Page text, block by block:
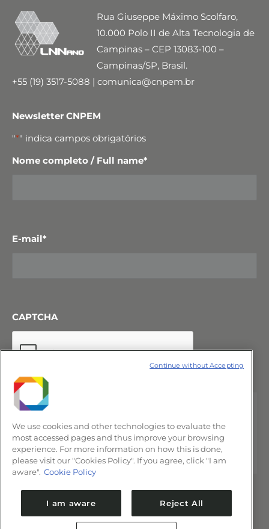
Rua Giuseppe Máximo Scolfaro,
10.000 Polo II de Alta Tecnologia de
Campinas – CEP 13083-100 –
Campinas/SP, Brasil.
+55 (19) 3517-5088 | comunica@cnpem.br
Newsletter CNPEM
"*" indica campos obrigatórios
Nome completo / Full name*
E-mail*
CAPTCHA
We use cookies and other technologies to evaluate the
most accessed pages and thus improve your browsing
experience. For more information on how this is done,
please visit our "Cookies Policy". If you agree, click "I am
aware". Cookie Policy
I am aware Reject All
Continue without Accepting